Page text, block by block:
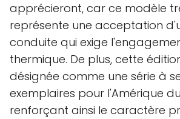
apprécieront, car ce modèle
représente une acceptation
conduite qui exige
thermique. De plus, cette
désignée comme une série à
exemplaires pour l'Amérique
renforçant ainsi le caractère